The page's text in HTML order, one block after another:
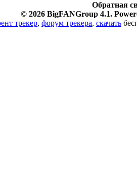
Обратная
© 2026 BigFANGroup 4.1.
трекер, форум трекера, скачать